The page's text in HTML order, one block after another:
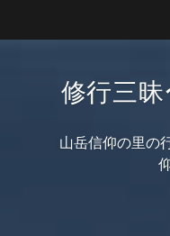
修行三
山岳信仰の里の